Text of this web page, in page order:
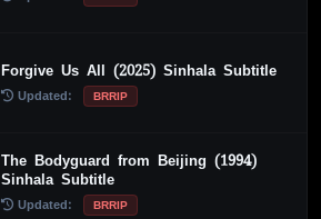
Forgive Us All (2025) Sinhala Subtitle
Updated: BRRIP
The Bodyguard from Beijing (1994)
Sinhala Subtitle
Updated: BRRIP